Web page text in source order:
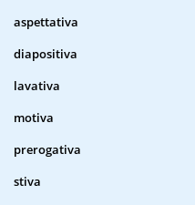
aspettativa
diapositiva
lavativa
motiva
prerogativa
stiva